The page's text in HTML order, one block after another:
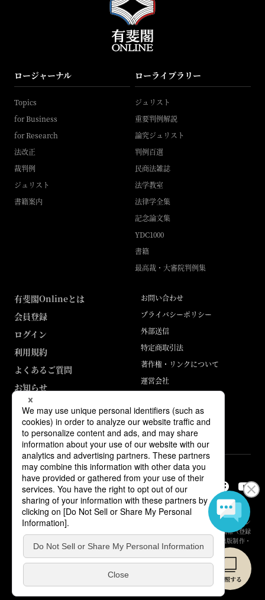
ロージャーナル
Topics
for Business
for Research
法改正
裁判例
ジュリスト
書籍案内
ローライブラリー
ジュリスト
重要判例解説
論究ジュリスト
判例百選
民商法雑誌
法学教室
法律学全集
記念論文集
YDC1000
書籍
最高裁・大審院判例集
有斐閣Onlineとは
会員登録
ログイン
利用規約
よくあるご質問
お知らせ
お問い合わせ
プライバシーポリシー
外部送信
特定商取引法
著作権・リンクについて
運営会社
ABJマークは、この電子書店・電子書籍配信サービスが、著作権者からコン
テンツ使用許諾を得た正規版配信サービスであることを示す登録商標（登録
番号 第6091713号）です。詳しくは［ABJマーク］または［電子出版制作・
流通協議会］で検索してください。
© Yuhikaku Publishing Co., Ltd.